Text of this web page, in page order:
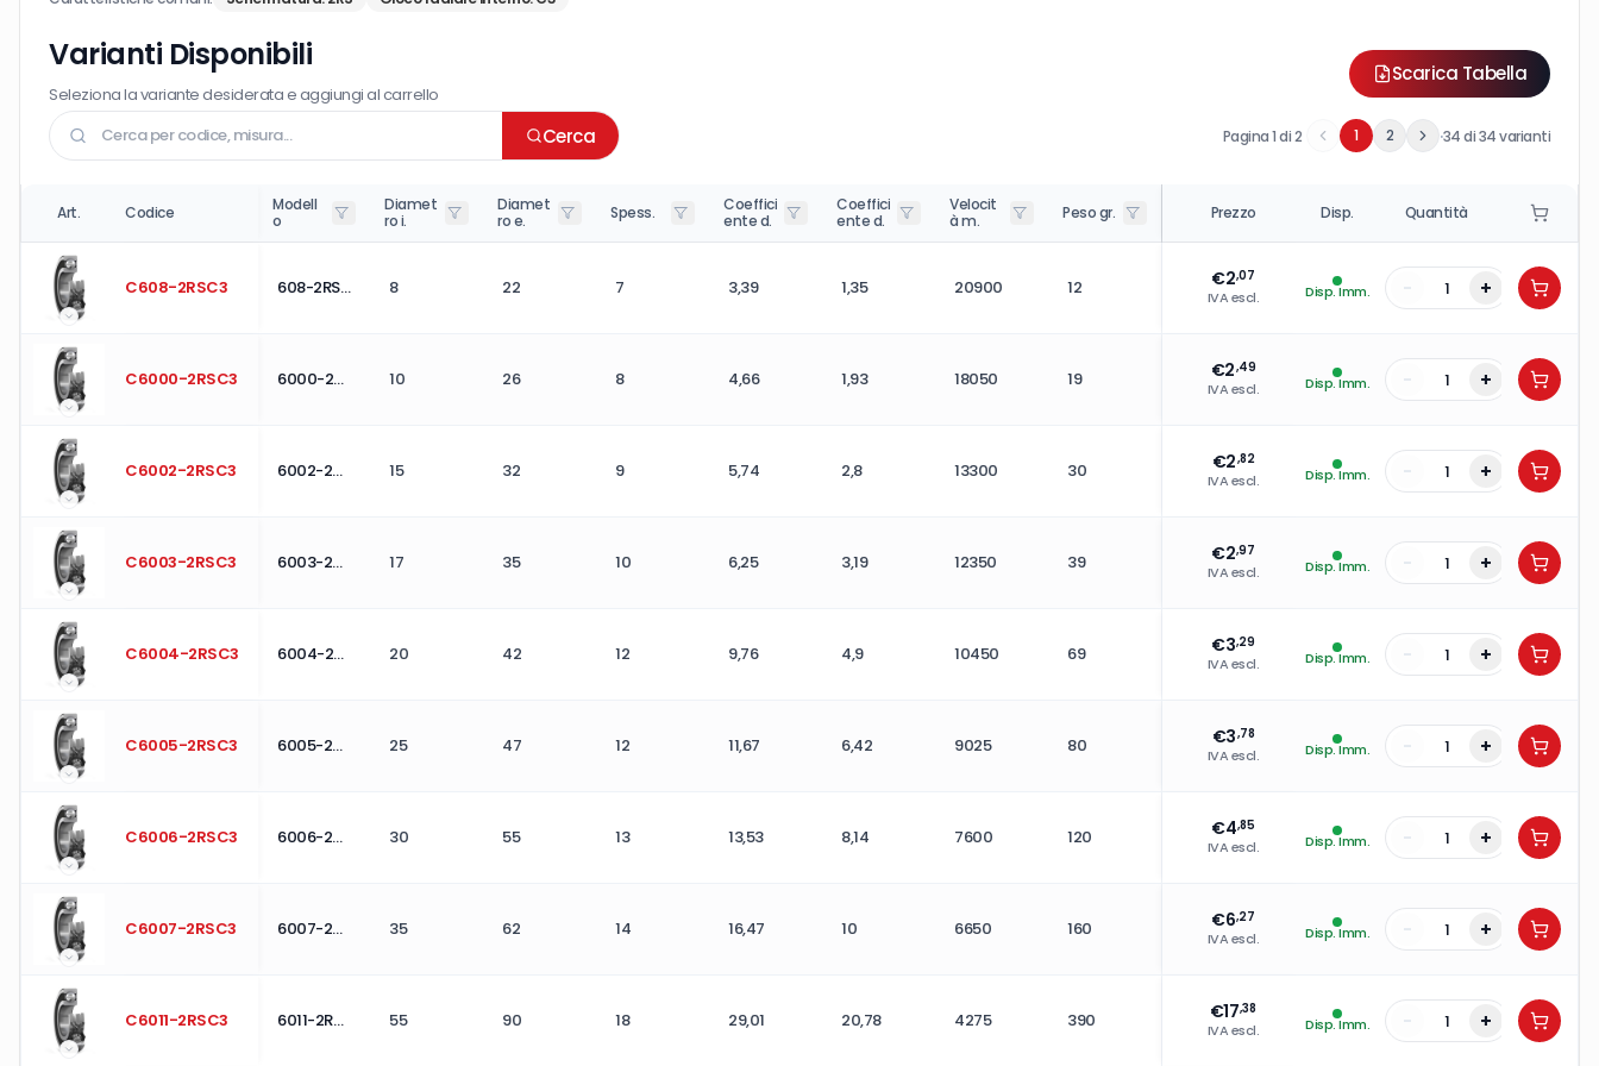
Varianti Disponibili
Seleziona la variante desiderata e aggiungi al carrello
Scarica Tabella
Cerca Pagina1di2 1 2 ·34di34varianti
Art. Codice
Modell
o
Diamet
ro i.
Diamet
ro e.
Spess.
Coeffici
ente d.
Coeffici
ente d.
Velocit
à m.
Peso gr. Prezzo Disp. Quantità
C608-2RSC3 608-2RS C3 8 22 7 3,39 1,35 20900 12 €2,07
IVA escl. Disp. Imm. - +
C6000-2RSC3 6000-2RS C3 10 26 8 4,66 1,93 18050 19 €2,49
IVA escl. Disp. Imm. - +
C6002-2RSC3 6002-2RS C3 15 32 9 5,74 2,8 13300 30 €2,82
IVA escl. Disp. Imm. - +
C6003-2RSC3 6003-2RS C3 17 35 10 6,25 3,19 12350 39 €2,97
IVA escl. Disp. Imm. - +
C6004-2RSC3 6004-2RS C3 20 42 12 9,76 4,9 10450 69 €3,29
IVA escl. Disp. Imm. - +
C6005-2RSC3 6005-2RS C3 25 47 12 11,67 6,42 9025 80 €3,78
IVA escl. Disp. Imm. - +
C6006-2RSC3 6006-2RS C3 30 55 13 13,53 8,14 7600 120 €4,85
IVA escl. Disp. Imm. - +
C6007-2RSC3 6007-2RS C3 35 62 14 16,47 10 6650 160 €6,27
IVA escl. Disp. Imm. - +
C6011-2RSC3 6011-2RS C3 55 90 18 29,01 20,78 4275 390 €17,38
IVA escl. Disp. Imm. - +